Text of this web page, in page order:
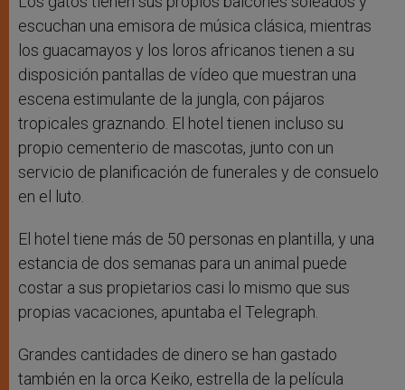
escuchan una emisora de música clásica, mientras
los guacamayos y los loros africanos tienen a su
disposición pantallas de vídeo que muestran una
escena estimulante de la jungla, con pájaros
tropicales graznando. El hotel tienen incluso su
propio cementerio de mascotas, junto con un
servicio de planificación de funerales y de consuelo
en el luto.
El hotel tiene más de 50 personas en plantilla, y una
estancia de dos semanas para un animal puede
costar a sus propietarios casi lo mismo que sus
propias vacaciones, apuntaba el Telegraph.
Grandes cantidades de dinero se han gastado
también en la orca Keiko, estrella de la película